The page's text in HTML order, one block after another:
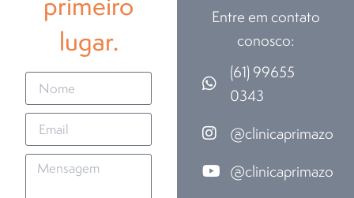
lugar.
Entre em contato
conosco:
(61) 99655
0343
@clinicaprimazo
@clinicaprimazo